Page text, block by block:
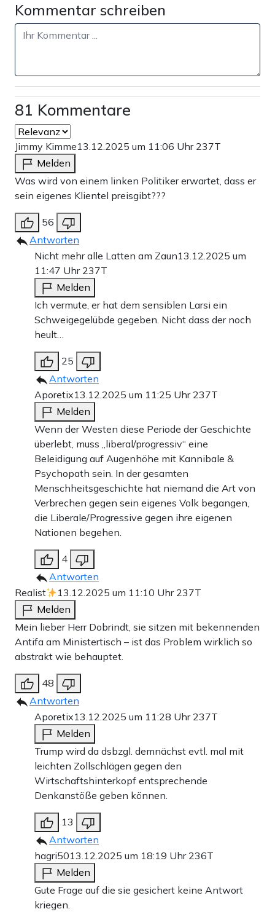
Kommentar schreiben
81 Kommentare
Jimmy Kimme13.12.2025 um 11:06 Uhr 237T
Melden
Was wird von einem linken Politiker erwartet, dass er
sein eigenes Klientel preisgibt???
56
Antworten
Nicht mehr alle Latten am Zaun13.12.2025 um
11:47 Uhr 237T
Melden
Ich vermute, er hat dem sensiblen Larsi ein
Schweigegelübde gegeben. Nicht dass der noch
heult…
25
Antworten
Aporetix13.12.2025 um 11:25 Uhr 237T
Melden
Wenn der Westen diese Periode der Geschichte
überlebt, muss „liberal/progressiv“ eine
Beleidigung auf Augenhöhe mit Kannibale &
Psychopath sein. In der gesamten
Menschheitsgeschichte hat niemand die Art von
Verbrechen gegen sein eigenes Volk begangen,
die Liberale/Progressive gegen ihre eigenen
Nationen begehen.
4
Antworten
Realist
13.12.2025 um 11:10 Uhr 237T
Melden
Mein lieber Herr Dobrindt, sie sitzen mit bekennenden
Antifa am Ministertisch – ist das Problem wirklich so
abstrakt wie behauptet.
48
Antworten
Aporetix13.12.2025 um 11:28 Uhr 237T
Melden
Trump wird da dsbzgl. demnächst evtl. mal mit
leichten Zollschlägen gegen den
Wirtschaftshinterkopf entsprechende
Denkanstöße geben können.
13
Antworten
hagri5013.12.2025 um 18:19 Uhr 236T
Melden
Gute Frage auf die sie gesichert keine Antwort
kriegen.